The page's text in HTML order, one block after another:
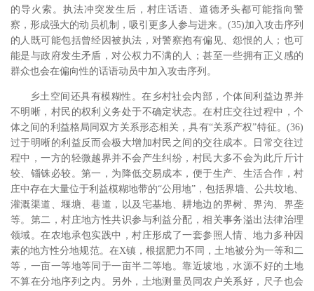
的导火索。执法冲突发生后，村庄话语、道德矛头都可能指向警
察，形成强大的动员机制，吸引更多人参与进来。(35)加入攻击序列
的人既可能包括曾经因被执法，对警察抱有偏见、怨恨的人；也可
能是与政府发生矛盾，对公权力不满的人；甚至一些拥有正义感的
群众也会在偏向性的话语动员中加入攻击序列。
乡土空间还具有模糊性。在乡村社会内部，个体间利益边界并
不明晰，村民的权利义务处于不确定状态。在村庄交往过程中，个
体之间的利益格局同双方关系形态相关，具有“关系产权”特征。(36)
过于明晰的利益反而会极大增加村民之间的交往成本。日常交往过
程中，一方的轻微越界并不会产生纠纷，村民大多不会为此斤斤计
较、锱铢必较。第一，为降低交易成本，便于生产、生活合作，村
庄中存在大量位于利益模糊地带的“公用地”，包括界墙、公共坟地、
灌溉渠道、堰塘、巷道，以及宅基地、耕地边的界树、界沟、界垄
等。第二，村庄地方性共识参与利益分配，相关事务溢出法律治理
领域。在农地承包实践中，村庄形成了一套参照人情、地力多种因
素的地方性分地规范。在X镇，根据肥力不同，土地被分为一等和二
等，一亩一等地等同于一亩半二等地。靠近坡地，水源不好的土地
不算在分地序列之内。另外，土地测量员同农户关系好，尺子也会